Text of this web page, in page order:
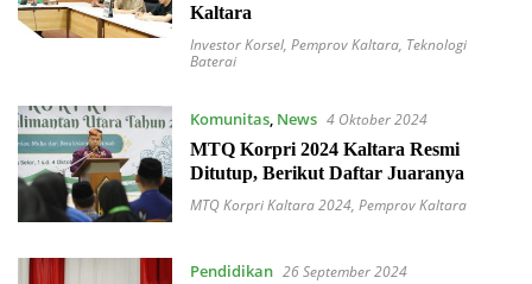
Kaltara
Investor Korsel, Pemprov Kaltara, Teknologi
Baterai
Komunitas, News 4 Oktober 2024
MTQ Korpri 2024 Kaltara Resmi
Ditutup, Berikut Daftar Juaranya
MTQ Korpri Kaltara 2024, Pemprov Kaltara
Pendidikan 26 September 2024